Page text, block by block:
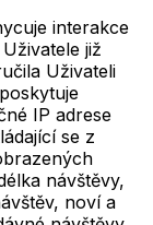
interakce
již
Uživateli
IP adrese
se z
návštěvy,
noví a